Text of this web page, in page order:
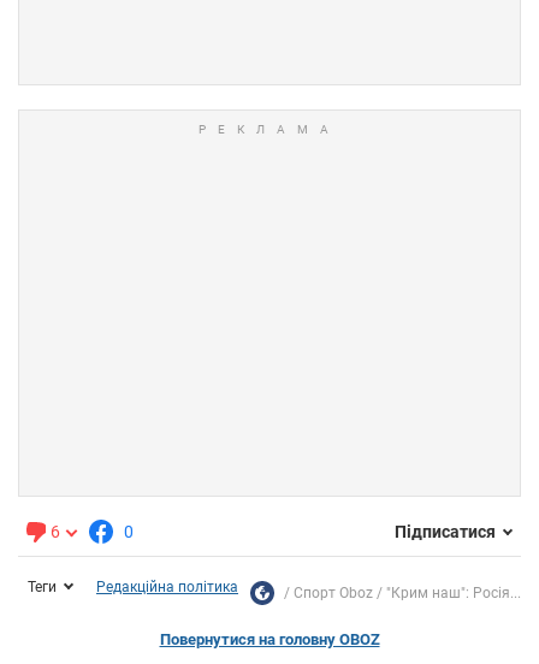
6 0 Підписатися
Теги Редакційна політика Спорт Oboz "Крим наш": Росія...
Повернутися на головну OBOZ